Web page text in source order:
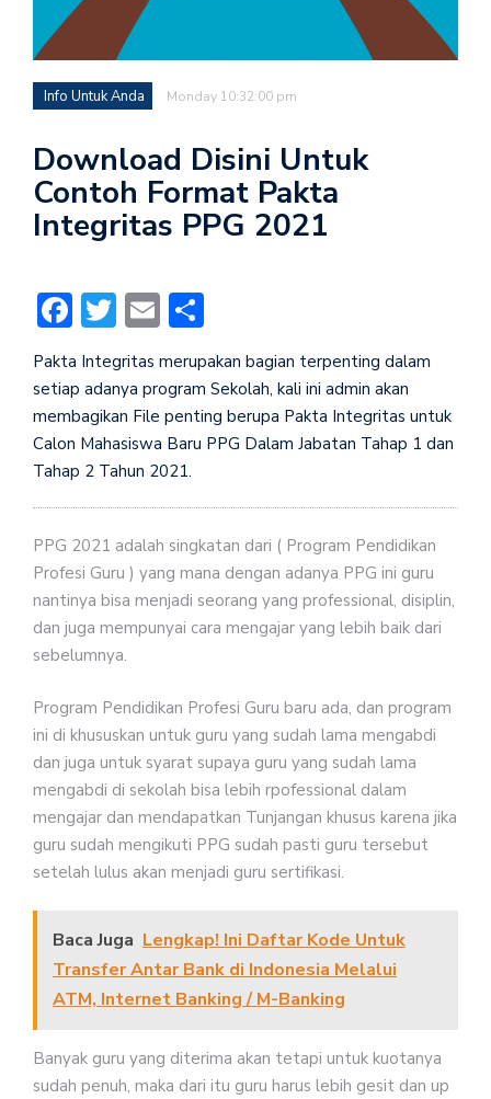
Info Untuk Anda Monday 10:32:00 pm
Download Disini Untuk
Contoh Format Pakta
Integritas PPG 2021
Facebook
Twitter
Email
Pakta Integritas merupakan bagian terpenting dalam
setiap adanya program Sekolah, kali ini admin akan
membagikan File penting berupa Pakta Integritas untuk
Calon Mahasiswa Baru PPG Dalam Jabatan Tahap 1 dan
Tahap 2 Tahun 2021.
PPG 2021 adalah singkatan dari ( Program Pendidikan
Profesi Guru ) yang mana dengan adanya PPG ini guru
nantinya bisa menjadi seorang yang professional, disiplin,
dan juga mempunyai cara mengajar yang lebih baik dari
sebelumnya.
Program Pendidikan Profesi Guru baru ada, dan program
ini di khususkan untuk guru yang sudah lama mengabdi
dan juga untuk syarat supaya guru yang sudah lama
mengabdi di sekolah bisa lebih rpofessional dalam
mengajar dan mendapatkan Tunjangan khusus karena jika
guru sudah mengikuti PPG sudah pasti guru tersebut
setelah lulus akan menjadi guru sertifikasi.
Baca Juga Lengkap! Ini Daftar Kode Untuk
Transfer Antar Bank di Indonesia Melalui
ATM, Internet Banking / M-Banking
Banyak guru yang diterima akan tetapi untuk kuotanya
sudah penuh, maka dari itu guru harus lebih gesit dan up